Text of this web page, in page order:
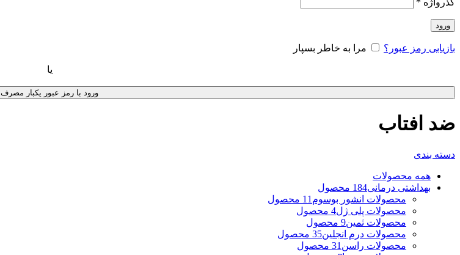
گذرواژه *
ورود
بازیابی رمز عبور؟ مرا به خاطر بسپار
یا
ورود با رمز عبور یکبار مصرف
ضد افتاب
دسته بندی
همه محصولات
بهداشتی درمانی184 محصول
محصولات انشور بوسوم 11 محصول
محصولات پلی ژل4 محصول
محصولات ثمین9 محصول
محصولات درم انجلین35 محصول
محصولات راسن 31 محصول